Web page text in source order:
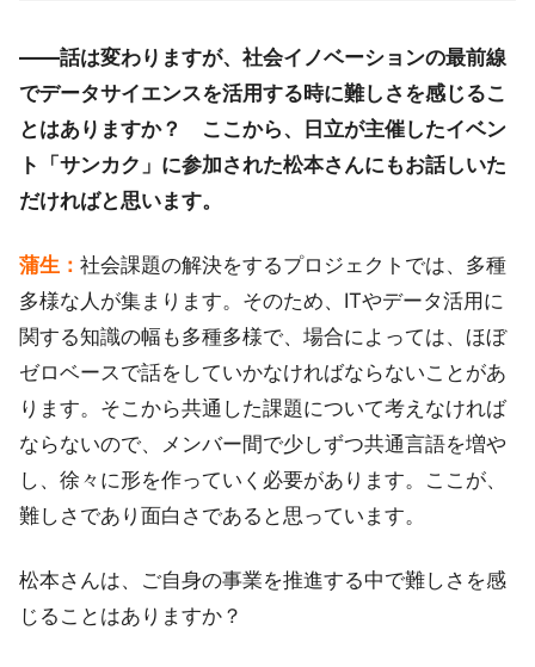
――話は変わりますが、社会イノベーションの最前線
でデータサイエンスを活用する時に難しさを感じるこ
とはありますか？ ここから、日立が主催したイベン
ト「サンカク」に参加された松本さんにもお話しいた
だければと思います。
蒲生： 社会課題の解決をするプロジェクトでは、多種
多様な人が集まります。そのため、ITやデータ活用に
関する知識の幅も多種多様で、場合によっては、ほぼ
ゼロベースで話をしていかなければならないことがあ
ります。そこから共通した課題について考えなければ
ならないので、メンバー間で少しずつ共通言語を増や
し、徐々に形を作っていく必要があります。ここが、
難しさであり面白さであると思っています。
松本さんは、ご自身の事業を推進する中で難しさを感
じることはありますか？